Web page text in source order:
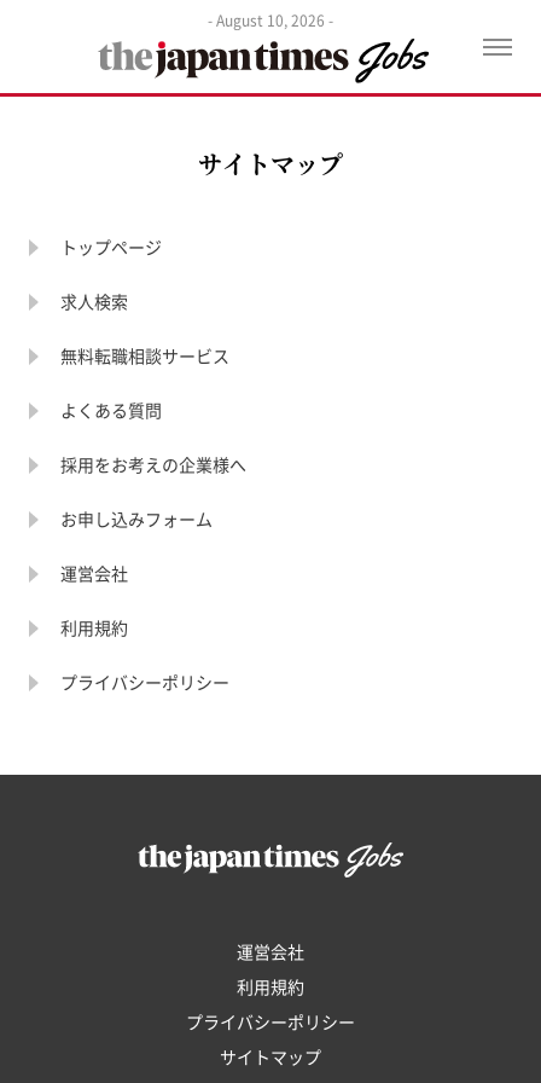
- August 10, 2026 -
開
く
サイトマップ
トップページ
求人検索
無料転職相談サービス
よくある質問
採用をお考えの企業様へ
お申し込みフォーム
運営会社
利用規約
プライバシーポリシー
運営会社
利用規約
プライバシーポリシー
サイトマップ